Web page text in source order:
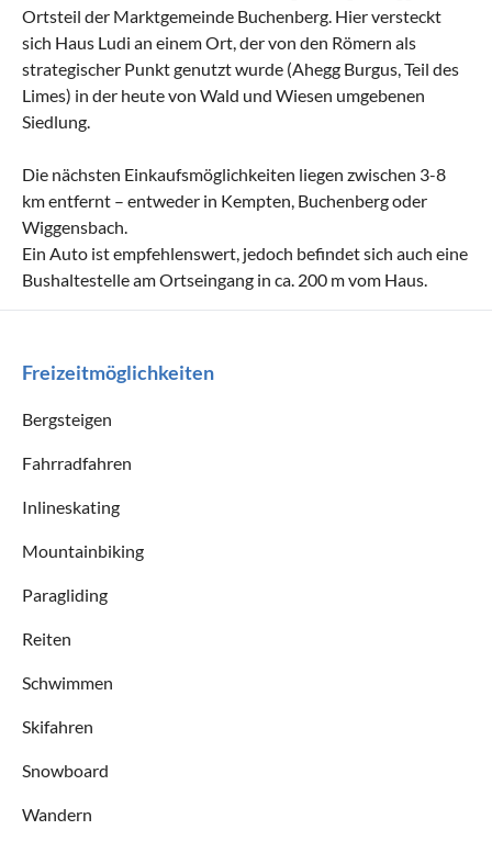
Ortsteil der Marktgemeinde Buchenberg. Hier versteckt
sich Haus Ludi an einem Ort, der von den Römern als
strategischer Punkt genutzt wurde (Ahegg Burgus, Teil des
Limes) in der heute von Wald und Wiesen umgebenen
Siedlung.
Die nächsten Einkaufsmöglichkeiten liegen zwischen 3-8
km entfernt – entweder in Kempten, Buchenberg oder
Wiggensbach.
Ein Auto ist empfehlenswert, jedoch befindet sich auch eine
Bushaltestelle am Ortseingang in ca. 200 m vom Haus.
Freizeitmöglichkeiten
Bergsteigen
Fahrradfahren
Inlineskating
Mountainbiking
Paragliding
Reiten
Schwimmen
Skifahren
Snowboard
Wandern